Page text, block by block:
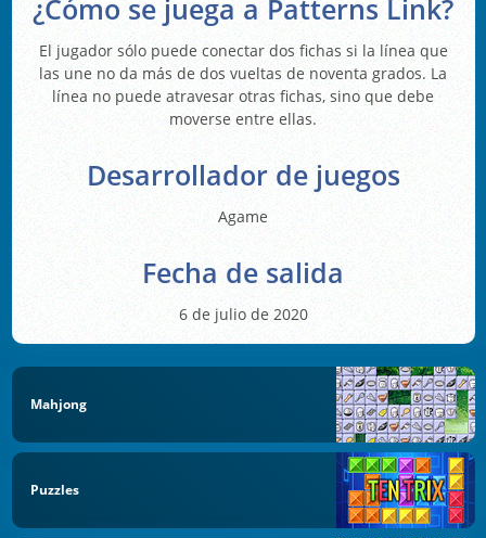
¿Cómo se juega a Patterns Link?
El jugador sólo puede conectar dos fichas si la línea que
las une no da más de dos vueltas de noventa grados. La
línea no puede atravesar otras fichas, sino que debe
moverse entre ellas.
Desarrollador de juegos
Agame
Fecha de salida
6 de julio de 2020
Mahjong
Puzzles